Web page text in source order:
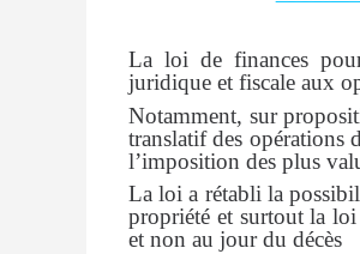
La loi de finances
juridique et fiscale aux
Notamment, sur
translatif des opérations
l’imposition des plus
La loi a rétabli la
propriété et surtout la loi
et non au jour du décès